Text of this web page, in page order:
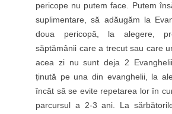
pericope nu putem face. Putem
suplimentare, să adăugăm la
doua pericopă, la alegere,
săptămânii care a trecut sau care
acea zi nu sunt deja 2
ținută pe una din evanghelii, la
încât să se evite repetarea lor în
parcursul a 2-3 ani. La